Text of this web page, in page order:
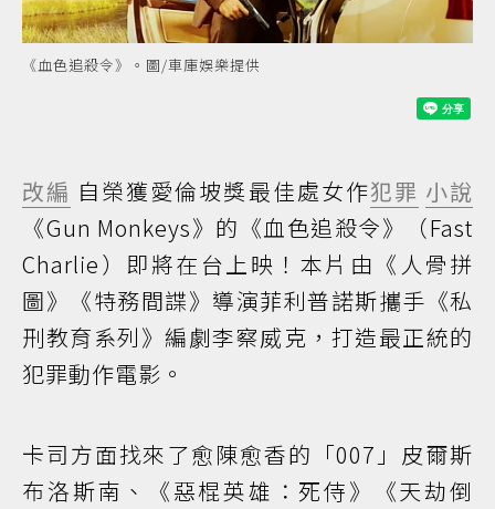
《血色追殺令》。圖/車庫娛樂提供
改編 自榮獲愛倫坡獎最佳處女作犯罪 小說
《Gun Monkeys》的《血色追殺令》（Fast
Charlie）即將在台上映！本片由《人骨拼
圖》《特務間諜》導演菲利普諾斯攜手《私
刑教育系列》編劇李察威克，打造最正統的
犯罪動作電影。
卡司方面找來了愈陳愈香的「007」皮爾斯
布洛斯南、《惡棍英雄：死侍》《天劫倒